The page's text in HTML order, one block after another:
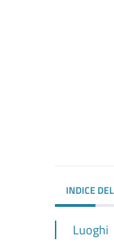
INDICE
Luoghi